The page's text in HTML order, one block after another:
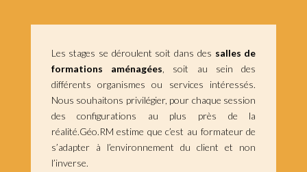
Les stages se déroulent soit dans des salles de
formations aménagées, soit au sein des
différents organismes ou services intéressés.
Nous souhaitons privilégier, pour chaque session
des configurations au plus près de la
réalité.Géo.RM estime que c’est au formateur de
s’adapter à l’environnement du client et non
l’inverse.